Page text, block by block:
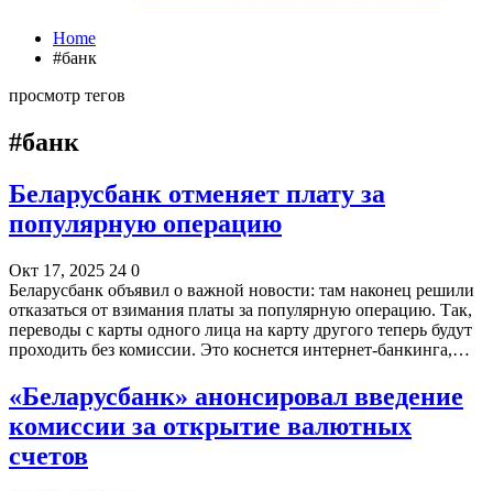
Home
#банк
просмотр тегов
#банк
Беларусбанк отменяет плату за
популярную операцию
Окт 17, 2025 24 0
Беларусбанк объявил о важной новости: там наконец решили
отказаться от взимания платы за популярную операцию. Так,
переводы с карты одного лица на карту другого теперь будут
проходить без комиссии. Это коснется интернет-банкинга,…
«Беларусбанк» анонсировал введение
комиссии за открытие валютных
счетов